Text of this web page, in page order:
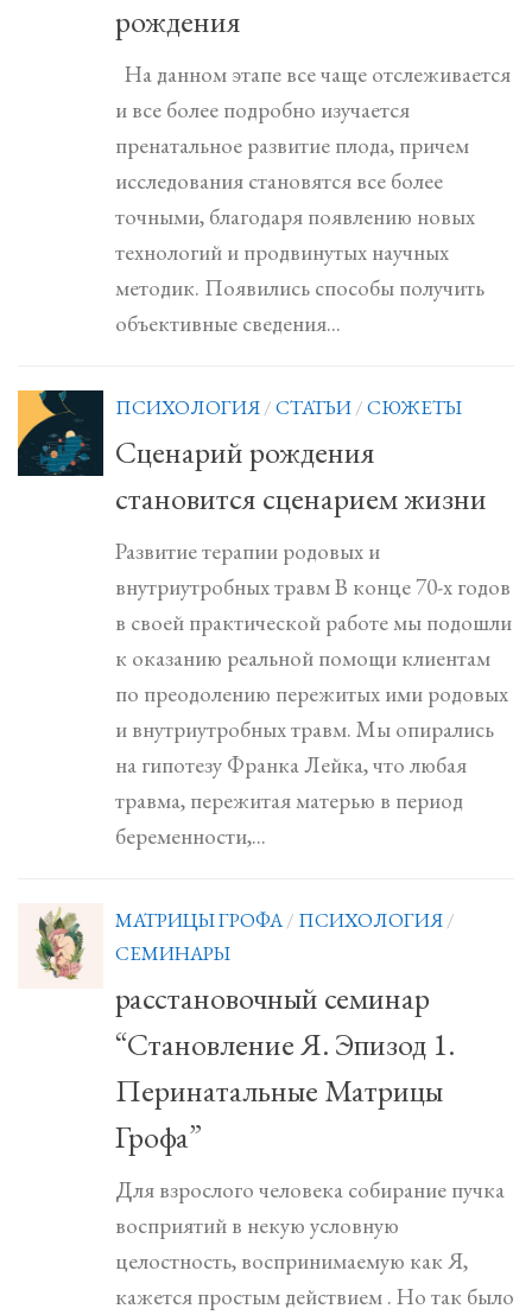
рождения
На данном этапе все чаще отслеживается
и все более подробно изучается
пренатальное развитие плода, причем
исследования становятся все более
точными, благодаря появлению новых
технологий и продвинутых научных
методик. Появились способы получить
объективные сведения...
ПСИХОЛОГИЯ/СТАТЬИ/СЮЖЕТЫ
Сценарий рождения
становится сценарием жизни
Развитие терапии родовых и
внутриутробных травм В конце 70-х годов
в своей практической работе мы подошли
к оказанию реальной помощи клиентам
по преодолению пережитых ими родовых
и внутриутробных травм. Мы опирались
на гипотезу Франка Лейка, что любая
травма, пережитая матерью в период
беременности,...
МАТРИЦЫ ГРОФА/ ПСИХОЛОГИЯ/
СЕМИНАРЫ
расстановочный семинар
“Становление Я. Эпизод 1.
Перинатальные Матрицы
Грофа”
Для взрослого человека собирание пучка
восприятий в некую условную
целостность, воспринимаемую как Я,
кажется простым действием . Но так было